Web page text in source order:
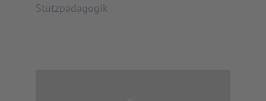
Stützpädagogik